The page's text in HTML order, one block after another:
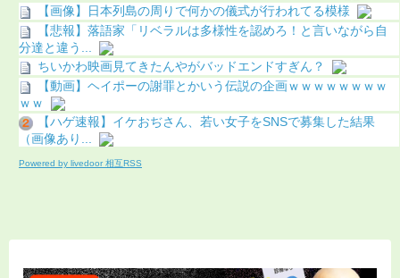
【画像】日本列島の周りで何かの儀式が行われてる模様
【悲報】落語家「リベラルは多様性を認めろ！と言いながら自
分達と違う...
ちいかわ映画見てきたんやがバッドエンドすぎん？
【動画】ヘイポーの謝罪とかいう伝説の企画ｗｗｗｗｗｗｗｗ
ｗｗ
【ハゲ速報】イケおぢさん、若い女子をSNSで募集した結果
（画像あり...
Powered by livedoor 相互RSS